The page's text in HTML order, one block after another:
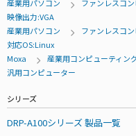
産業用パソコン
ファンレスコ
映像出力:VGA
産業用パソコン
ファンレスコ
対応OS:Linux
Moxa
産業用コンピューティン
汎用コンピューター
シリーズ
DRP-A100シリーズ 製品一覧